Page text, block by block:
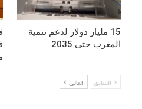
15 مليار دولار لدعم تنمية
المغرب حتى 2035
السابق التالي